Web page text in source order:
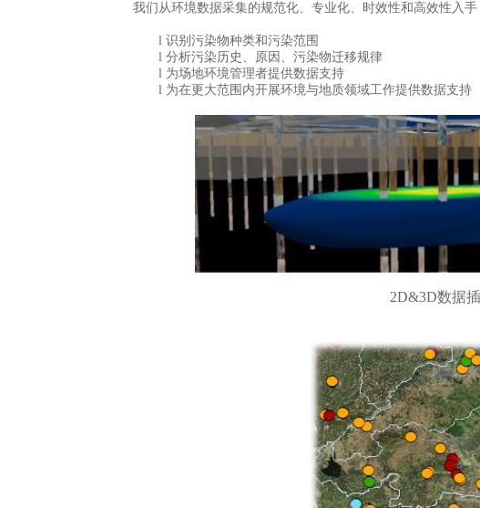
我们从环境数据采集的规范化、专业化、时效性和高效性入
l 识别污染物种类和污染范围
l 分析污染历史、原因、污染物迁移规律
l 为场地环境管理者提供数据支持
l 为在更大范围内开展环境与地质领域工作提供数据支持
2D&3D数据